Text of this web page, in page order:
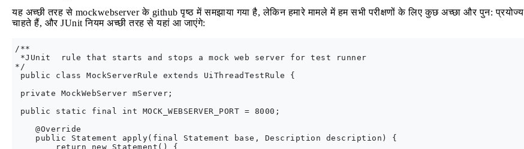
यह अच्छी तरह से mockwebserver के github पृष्ठ में समझाया गया है, लेकिन हमारे मामले में हम सभी परीक्षणों के लिए कुछ अच्छा और पुन: प्रयोज्य
चाहते हैं, और JUnit नियम अच्छी तरह से यहां आ जाएंगे:
/**
*JUnit  rule that starts and stops a mock web server for test runner
*/
public class MockServerRule extends UiThreadTestRule {
private MockWebServer mServer;
public static final int MOCK_WEBSERVER_PORT = 8000;
    @Override
    public Statement apply(final Statement base, Description description) {
        return new Statement() {